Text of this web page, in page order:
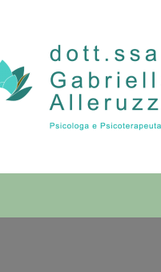
Gabriella
e